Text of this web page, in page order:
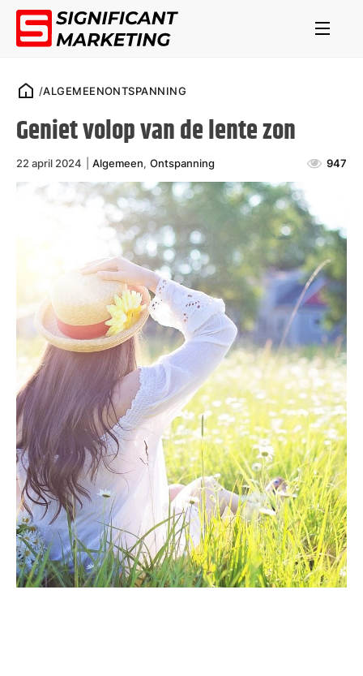
/ALGEMEENONTSPANNING
Geniet volop van de lente zon
22 april 2024 Algemeen,Ontspanning 947